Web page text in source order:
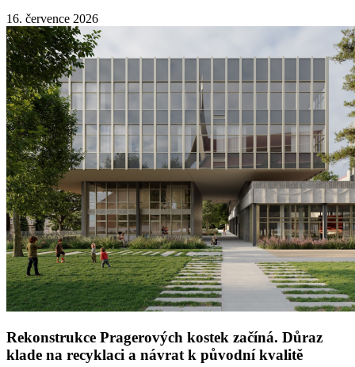
16. července 2026
Rekonstrukce Pragerových kostek začíná. Důraz
klade na recyklaci a návrat k původní kvalitě